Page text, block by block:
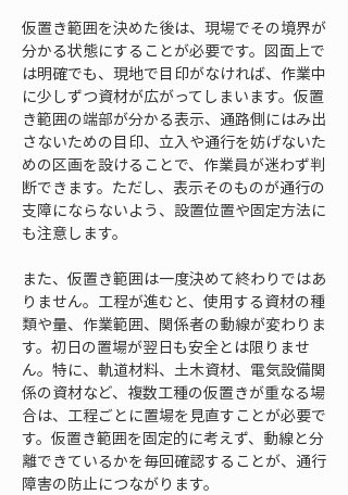
仮置き範囲を決めた後は、現場でその境界が
分かる状態にすることが必要です。図面上で
は明確でも、現地で目印がなければ、作業中
に少しずつ資材が広がってしまいます。仮置
き範囲の端部が分かる表示、通路側にはみ出
さないための目印、立入や通行を妨げないた
めの区画を設けることで、作業員が迷わず判
断できます。ただし、表示そのものが通行の
支障にならないよう、設置位置や固定方法に
も注意します。
また、仮置き範囲は一度決めて終わりではあ
りません。工程が進むと、使用する資材の種
類や量、作業範囲、関係者の動線が変わりま
す。初日の置場が翌日も安全とは限りませ
ん。特に、軌道材料、土木資材、電気設備関
係の資材など、複数工種の仮置きが重なる場
合は、工程ごとに置場を見直すことが必要で
す。仮置き範囲を固定的に考えず、動線と分
離できているかを毎回確認することが、通行
障害の防止につながります。